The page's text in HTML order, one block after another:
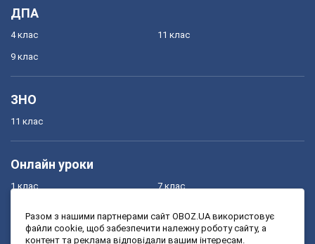
ДПА
4 клас
9 клас
11 клас
ЗНО
11 клас
Онлайн уроки
1 клас
3 клас
7 клас
9 клас
Разом з нашими партнерами сайт OBOZ.UA використовує
файли cookie, щоб забезпечити належну роботу сайту, а
контент та реклама відповідали вашим інтересам.